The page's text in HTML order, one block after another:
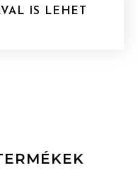
IS LEHET